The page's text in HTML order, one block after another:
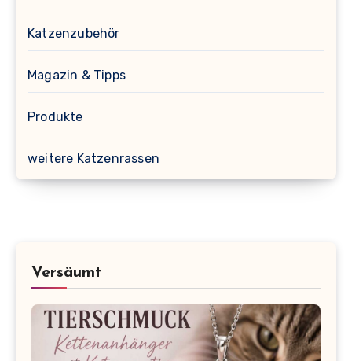
Katzenzubehör
Magazin & Tipps
Produkte
weitere Katzenrassen
Versäumt